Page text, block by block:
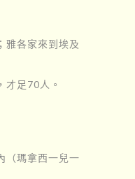
雅各家來到埃及
才足70人。
（瑪拿西一兒一